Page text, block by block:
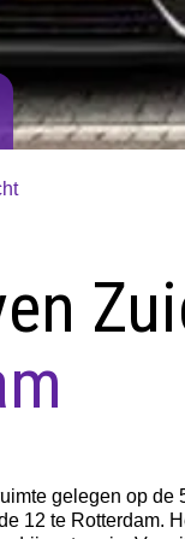
gelegen op de
12 te Rotterdam.